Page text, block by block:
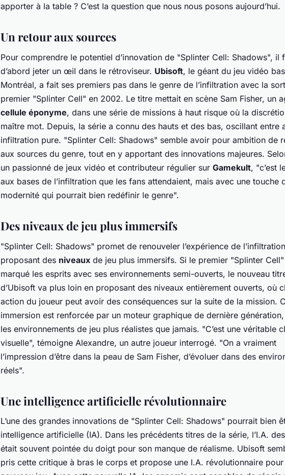
apporter à la table ? C’est la question que nous nous posons aujourd’hui.
Un retour aux sources
Pour comprendre le potentiel d’innovation de "Splinter Cell: Shadows", il
d’abord jeter un œil dans le rétroviseur. Ubisoft, le géant du jeu vidéo
Montréal, a fait ses premiers pas dans le genre de l’infiltration avec la
premier "Splinter Cell" en 2002. Le titre mettait en scène Sam Fisher, un
cellule éponyme, dans une série de missions à haut risque où la
maître mot. Depuis, la série a connu des hauts et des bas, oscillant entre
infiltration pure. "Splinter Cell: Shadows" semble avoir pour ambition de
aux sources du genre, tout en y apportant des innovations majeures.
un passionné de jeux vidéo et contributeur régulier sur Gamekult, "c’est
aux bases de l’infiltration que les fans attendaient, mais avec une touche
modernité qui pourrait bien redéfinir le genre".
Des niveaux de jeu plus immersifs
"Splinter Cell: Shadows" promet de renouveler l’expérience de
proposant des niveaux de jeu plus immersifs. Si le premier "Splinter
marqué les esprits avec ses environnements semi-ouverts, le nouveau
d’Ubisoft va plus loin en proposant des niveaux entièrement ouverts, où
action du joueur peut avoir des conséquences sur la suite de la mission.
immersion est renforcée par un moteur graphique de dernière
les environnements de jeu plus réalistes que jamais. "C’est une véritable
visuelle", témoigne Alexandre, un autre joueur interrogé. "On a vraiment
l’impression d’être dans la peau de Sam Fisher, d’évoluer dans des
réels".
Une intelligence artificielle révolutionnaire
L’une des grandes innovations de "Splinter Cell: Shadows" pourrait bien
intelligence artificielle (IA). Dans les précédents titres de la série, l’I.A.
était souvent pointée du doigt pour son manque de réalisme. Ubisoft
pris cette critique à bras le corps et propose une I.A. révolutionnaire